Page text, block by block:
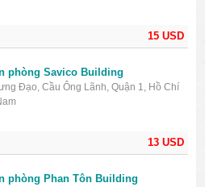
15 USD
13 USD
phòng Savico Building
Đạo, Cầu Ông Lãnh, Quận 1, Hồ Chí
phòng Phan Tôn Building